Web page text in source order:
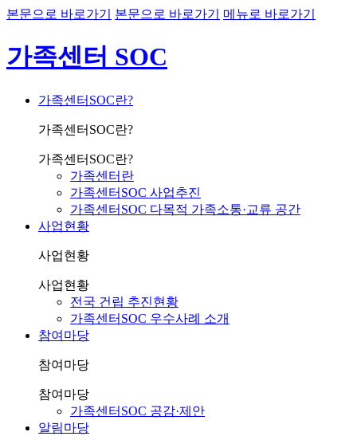
본문으로 바로가기 본문으로 바로가기 메뉴로 바로가기
가족센터 SOC
가족센터SOC란?
가족센터SOC란?
가족센터SOC란?
가족센터란
가족센터SOC 사업추진
가족센터SOC 다목적 가족소통·교류 공간
사업현황
사업현황
사업현황
전국 건립 추진현황
가족센터SOC 우수사례 소개
참여마당
참여마당
참여마당
가족센터SOC 공감·제안
알림마당